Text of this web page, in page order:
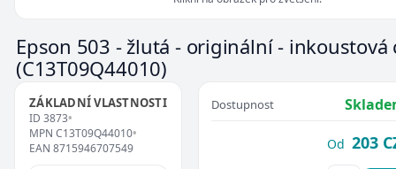
Epson 503 - žlutá - originální -
(C13T09Q44010)
ZÁKLADNÍ VLASTNOSTI
ID 3873•
MPN C13T09Q44010•
EAN 8715946707549
Dostupnost
Od 203